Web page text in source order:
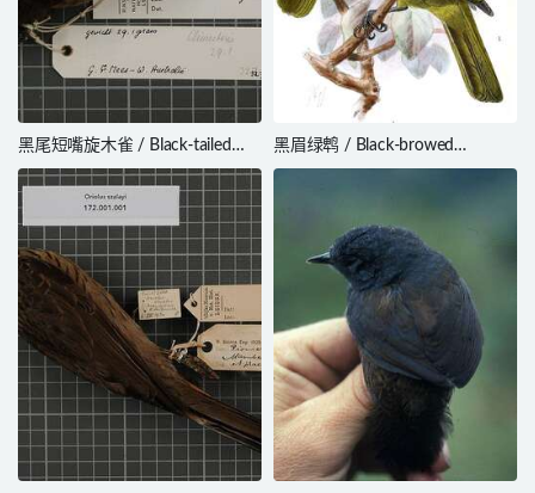
黑尾短嘴旋木雀 / Black-tailed
Treecreeper / Climacteris
melanurus
黑眉绿鹎 / Black-browed
Greenbul / Arizelocichla fusciceps